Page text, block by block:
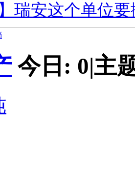
】瑞安这个单位
今日: 0|主